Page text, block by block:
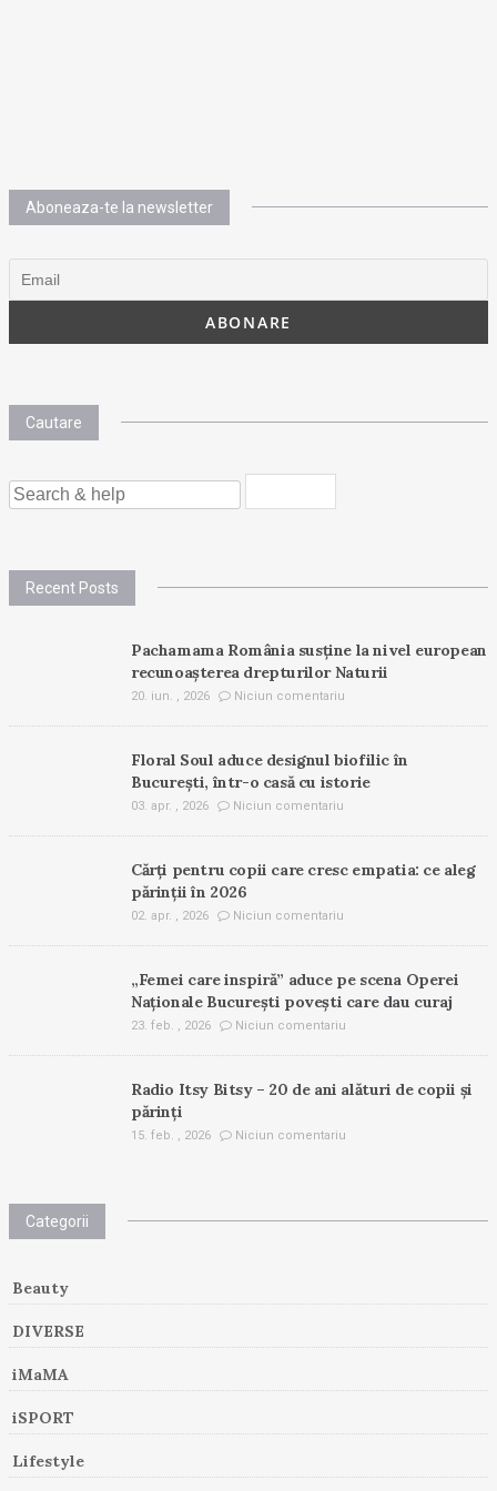
Aboneaza-te la newsletter
Cautare
SEARCH
FOR:
Recent Posts
Pachamama România susține la nivel european
recunoașterea drepturilor Naturii
20. iun. , 2026 Niciun comentariu
Floral Soul aduce designul biofilic în
București, într-o casă cu istorie
03. apr. , 2026 Niciun comentariu
Cărți pentru copii care cresc empatia: ce aleg
părinții în 2026
02. apr. , 2026 Niciun comentariu
„Femei care inspiră” aduce pe scena Operei
Naționale București povești care dau curaj
23. feb. , 2026 Niciun comentariu
Radio Itsy Bitsy – 20 de ani alături de copii și
părinți
15. feb. , 2026 Niciun comentariu
Categorii
Beauty
DIVERSE
iMaMA
iSPORT
Lifestyle